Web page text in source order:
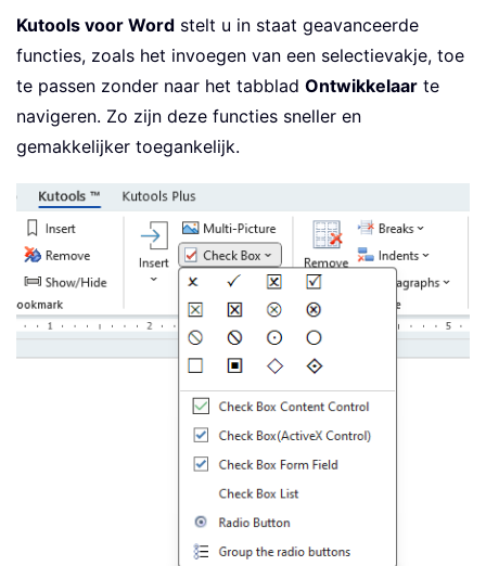
Kutools voor Word stelt u in staat geavanceerde
functies, zoals het invoegen van een selectievakje, toe
te passen zonder naar het tabblad Ontwikkelaar te
navigeren. Zo zijn deze functies sneller en
gemakkelijker toegankelijk.